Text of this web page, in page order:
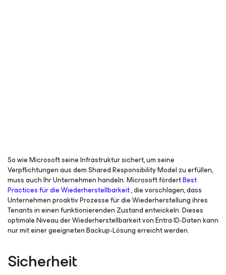
So wie Microsoft seine Infrastruktur sichert, um seine
Verpflichtungen aus dem Shared Responsibility Model zu erfüllen,
muss auch Ihr Unternehmen handeln. Microsoft fördertBest
Practices für die Wiederherstellbarkeit, die vorschlagen, dass
Unternehmen proaktiv Prozesse für die Wiederherstellung ihres
Tenants in einen funktionierenden Zustand entwickeln. Dieses
optimale Niveau der Wiederherstellbarkeit von Entra ID-Daten kann
nur mit einer geeigneten Backup-Lösung erreicht werden.
Sicherheit